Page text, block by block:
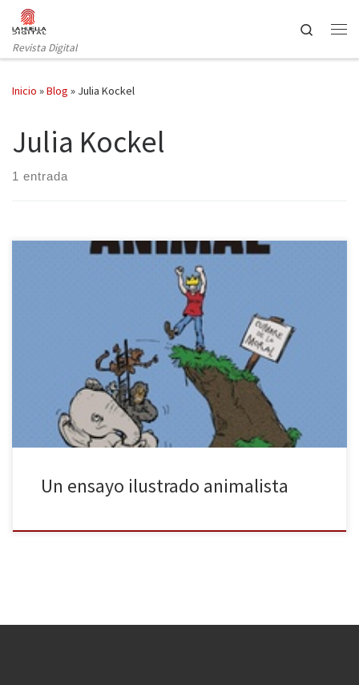
Saltar al contenido
Revista Digital
Search
Inicio »Blog » Julia Kockel
Julia Kockel
1 entrada
«Nuestra relación con los animales es controvertida y
contradictoria: nos encariñamos con nuestras mascotas mientras
que el ganado es “producido” y sacrificado en masa día a día para
nuestro consumo. Desde la Antigüedad, los humanos hemos
intentado establecer una distinción que nos diferencia y sitúe en
un rango más elevado […]
Un ensayo ilustrado animalista